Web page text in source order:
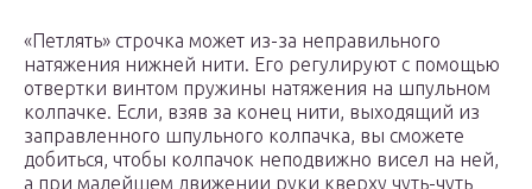
«Петлять» строчка может из-за неправильного
натяжения нижней нити. Его регулируют с помощью
отвертки винтом пружины натяжения на шпульном
колпачке. Если, взяв за конец нити, выходящий из
заправленного шпульного колпачка, вы сможете
добиться, чтобы колпачок неподвижно висел на ней,
а при малейшем движении руки кверху чуть-чуть